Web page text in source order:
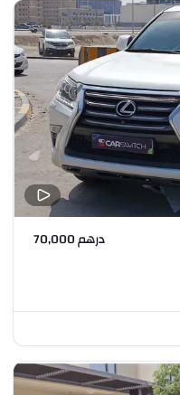
درهم 70,000